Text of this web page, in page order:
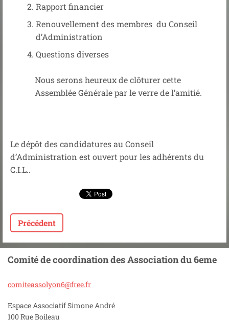
Rapport financier
Renouvellement des membres du Conseil
d’Administration
Questions diverses
Nous serons heureux de clôturer cette
Assemblée Générale par le verre de l’amitié.
Le dépôt des candidatures au Conseil
d’Administration est ouvert pour les adhérents du
C.I.L..
Précédent
Comité de coordination des Association du 6eme
comiteassolyon6@free.fr
Espace Associatif Simone André
100 Rue Boileau